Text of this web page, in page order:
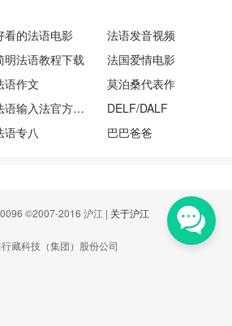
看的法语电影
法语发音视频
明法语教程下载
法国爱情电影
语作文
莫泊桑代表作
法语输入法官方下载
DELF/DALF
语专八 巴巴爸爸
©2007-2016 沪江 | 关于沪江
行藏科技（集团）股份公司